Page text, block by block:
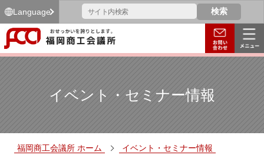
Language
イベント・セミナー情報
福岡商工会議所 ホーム イベント・セミナー情報